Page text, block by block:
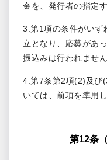
金を、発行者の指定
3.第1項の条件がいず
立となり、応募があ
振込みは行われません
4.第7条第2項(2)及び
いては、前項を準用し
第12条